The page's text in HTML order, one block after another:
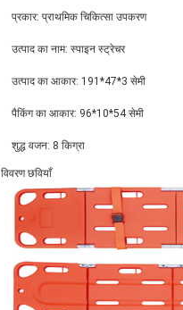
प्रकार: प्राथमिक चिकित्सा उपकरण
उत्पाद का नाम: स्पाइन स्ट्रेचर
उत्पाद का आकार: 191*47*3 सेमी
पैकिंग का आकार: 96*10*54 सेमी
शुद्ध वजन: 8 किग्रा
विवरण छवियाँ